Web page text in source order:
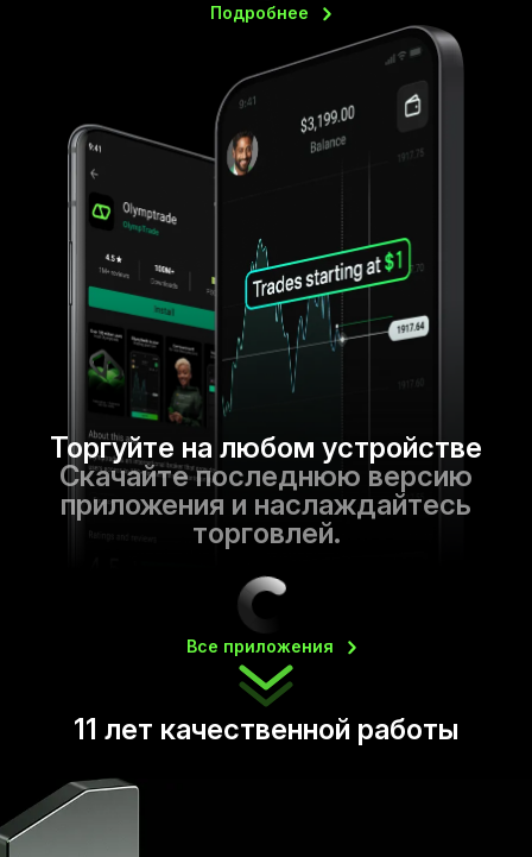
Подробнее
Торгуйте на любом устройстве
Скачайте последнюю версию
приложения и наслаждайтесь
торговлей.
Все приложения
11 лет качественной работы